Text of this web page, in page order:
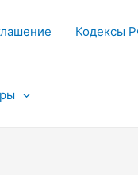
Кодексы